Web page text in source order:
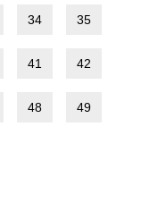
34 35
41 42
48 49